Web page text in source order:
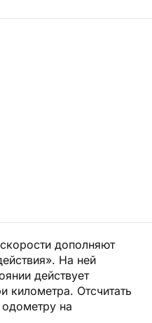
дополняют
На ней
действует
километра. Отсчитать
на